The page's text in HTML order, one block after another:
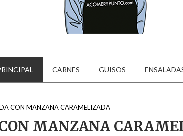
CARNES GUISOS
CON MANZANA CARAMELIZADA
MANZANA